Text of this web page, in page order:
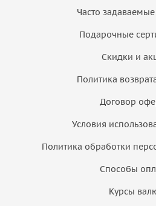
Часто
Подарочные
Скидки и
Политика
Договор
Условия
Политика обработки
Способы
Курсы